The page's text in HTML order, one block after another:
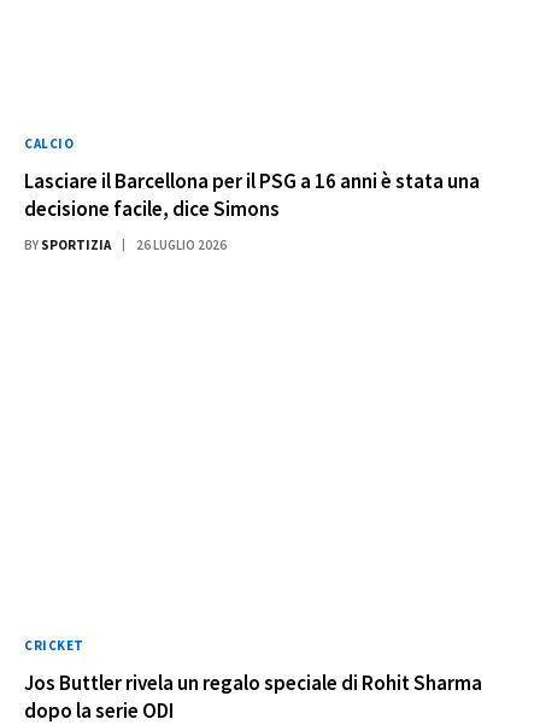
CALCIO
Lasciare il Barcellona per il PSG a 16 anni è stata una
decisione facile, dice Simons
BY SPORTIZIA 26 LUGLIO 2026
CRICKET
Jos Buttler rivela un regalo speciale di Rohit Sharma
dopo la serie ODI